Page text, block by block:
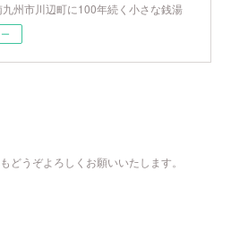
九州市川辺町に100年続く小さな銭湯
どうぞよろしくお願いいたします。